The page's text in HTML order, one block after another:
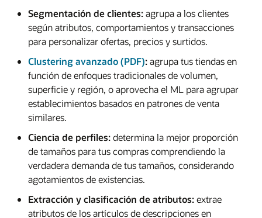
Segmentación de clientes:agrupa a los clientes
según atributos, comportamientos y transacciones
para personalizar ofertas, precios y surtidos.
Clustering avanzado (PDF):agrupa tus tiendas en
función de enfoques tradicionales de volumen,
superficie y región, o aprovecha el ML para agrupar
establecimientos basados en patrones de venta
similares.
Ciencia de perfiles:determina la mejor proporción
de tamaños para tus compras comprendiendo la
verdadera demanda de tus tamaños, considerando
agotamientos de existencias.
Extracción y clasificación de atributos:extrae
atributos de los artículos de descripciones en